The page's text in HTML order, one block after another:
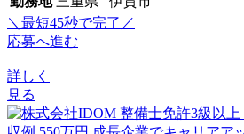
＼最短45秒で完了／
応募へ進む
詳しく
見る